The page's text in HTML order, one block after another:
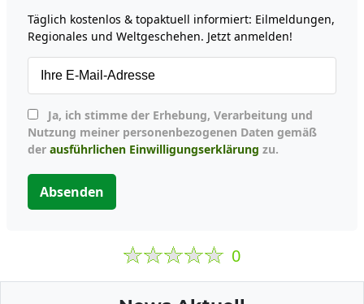
Täglich kostenlos & topaktuell informiert: Eilmeldungen,
Regionales und Weltgeschehen. Jetzt anmelden!
Nutzung meiner personenbezogenen Daten gemäß
der ausführlichen Einwilligungserklärung zu.
Absenden
0